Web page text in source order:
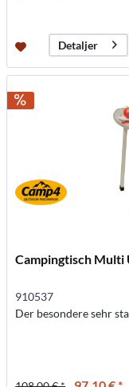
Detaljer
Campingtisch Multi
910537
Der besondere sehr